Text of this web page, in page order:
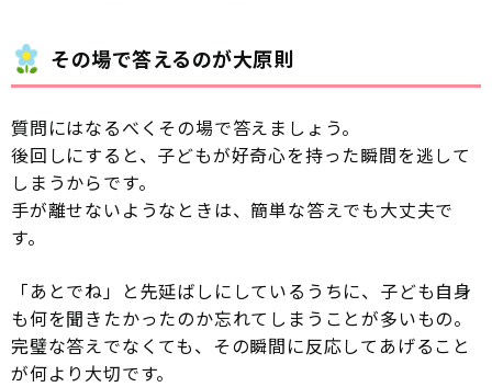
その場で答えるのが大原則
質問にはなるべくその場で答えましょう。
後回しにすると、子どもが好奇心を持った瞬間を逃して
しまうからです。
手が離せないようなときは、簡単な答えでも大丈夫で
す。
「あとでね」と先延ばしにしているうちに、子ども自身
も何を聞きたかったのか忘れてしまうことが多いもの。
完璧な答えでなくても、その瞬間に反応してあげること
が何より大切です。